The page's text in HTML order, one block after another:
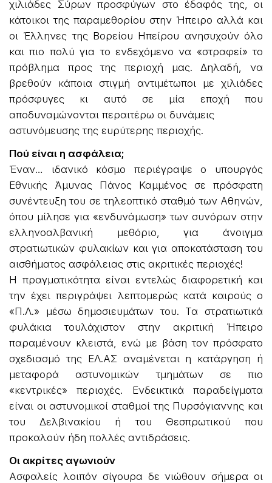
χιλιάδες Σύρων προσφύγων στο έδαφός της, οι
κάτοικοι της παραμεθορίου στην Ήπειρο αλλά και
οι Έλληνες της Βορείου Ηπείρου ανησυχούν όλο
και πιο πολύ για το ενδεχόμενο να «στραφεί» το
πρόβλημα προς της περιοχή μας. Δηλαδή, να
βρεθούν κάποια στιγμή αντιμέτωποι με χιλιάδες
πρόσφυγες κι αυτό σε μία εποχή που
αποδυναμώνονται περαιτέρω οι δυνάμεις
αστυνόμευσης της ευρύτερης περιοχής.
Πού είναι η ασφάλεια;
Έναν… ιδανικό κόσμο περιέγραψε ο υπουργός
Εθνικής Άμυνας Πάνος Καμμένος σε πρόσφατη
συνέντευξη του σε τηλεοπτικό σταθμό των Αθηνών,
όπου μίλησε για «ενδυνάμωση» των συνόρων στην
ελληνοαλβανική μεθόριο, για άνοιγμα
στρατιωτικών φυλακίων και για αποκατάσταση του
αισθήματος ασφάλειας στις ακριτικές περιοχές!
Η πραγματικότητα είναι εντελώς διαφορετική και
την έχει περιγράψει λεπτομερώς κατά καιρούς ο
«Π.Λ.» μέσω δημοσιευμάτων του. Τα στρατιωτικά
φυλάκια τουλάχιστον στην ακριτική Ήπειρο
παραμένουν κλειστά, ενώ με βάση τον πρόσφατο
σχεδιασμό της ΕΛ.ΑΣ αναμένεται η κατάργηση ή
μεταφορά αστυνομικών τμημάτων σε πιο
«κεντρικές» περιοχές. Ενδεικτικά παραδείγματα
είναι οι αστυνομικοί σταθμοί της Πυρσόγιαννης και
του Δελβινακίου ή του Θεσπρωτικού που
προκαλούν ήδη πολλές αντιδράσεις.
Οι ακρίτες αγωνιούν
Ασφαλείς λοιπόν σίγουρα δε νιώθουν σήμερα οι